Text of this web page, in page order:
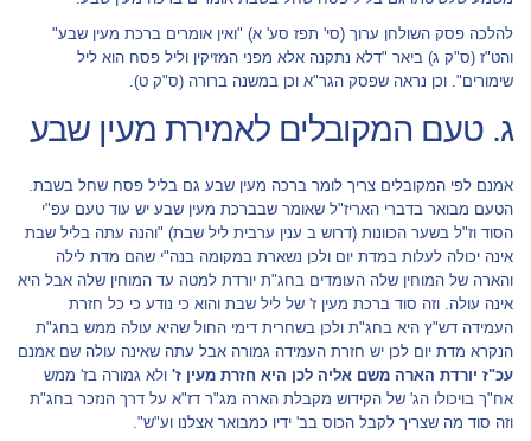
להלכה פסק השולחן ערוך (סי' תפז סע' א) "ואין אומרים ברכת מעין שבע"
והט"ז (ס"ק ג) ביאר "דלא נתקנה אלא מפני המזיקין וליל פסח הוא ליל
שימורים". וכן נראה שפסק הגר"א וכן במשנה ברורה (ס"ק ט).
ג. טעם המקובלים לאמירת מעין שבע
אמנם לפי המקובלים צריך לומר ברכה מעין שבע גם בליל פסח שחל בשבת.
הטעם מבואר בדברי האריז"ל שאומר שבברכת מעין שבע יש עוד טעם עפ"י
הסוד וז"ל בשער הכוונות (דרוש ב ענין ערבית ליל שבת) "והנה עתה בליל שבת
אינה יכולה לעלות במדת יום ולכן נשארת במקומה בנה"י שהם מדת לילה
והארה של המוחין שלה העומדים בחג"ת יורדת למטה עד המוחין שלה אבל היא
אינה עולה. וזה סוד ברכת מעין ז' של ליל שבת והוא כי נודע כי כל חזרת
העמידה דש"ץ היא בחג"ת ולכן בשחרית דימי החול שהיא עולה ממש בחג"ת
הנקרא מדת יום לכן יש חזרת העמידה גמורה אבל עתה שאינה עולה שם אמנם
עכ"ז יורדת הארה משם אליה לכן היא חזרת מעין ז' ולא גמורה בז' ממש
אח"ך בויכולו הג' של הקידוש מקבלת הארה מג"ר דז"א על דרך הנזכר בחג"ת
וזה סוד מה שצריך לקבל הכוס בב' ידיו כמבואר אצלנו וע"ש".